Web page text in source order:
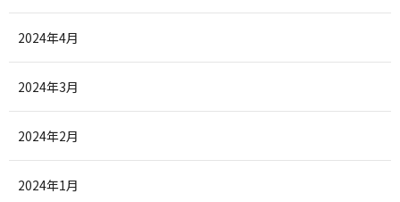
2024年4月
2024年3月
2024年2月
2024年1月